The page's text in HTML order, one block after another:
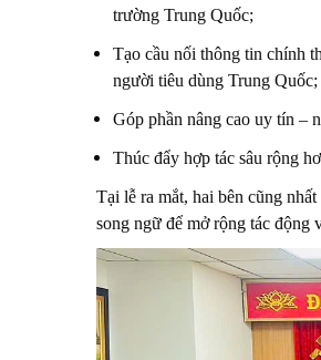
trường Trung Quốc;
Tạo cầu nối thông tin chính
người tiêu dùng Trung Quốc;
Góp phần nâng cao uy tín –
Thúc đẩy hợp tác sâu rộng
Tại lễ ra mắt, hai bên cũng
song ngữ để mở rộng tác động